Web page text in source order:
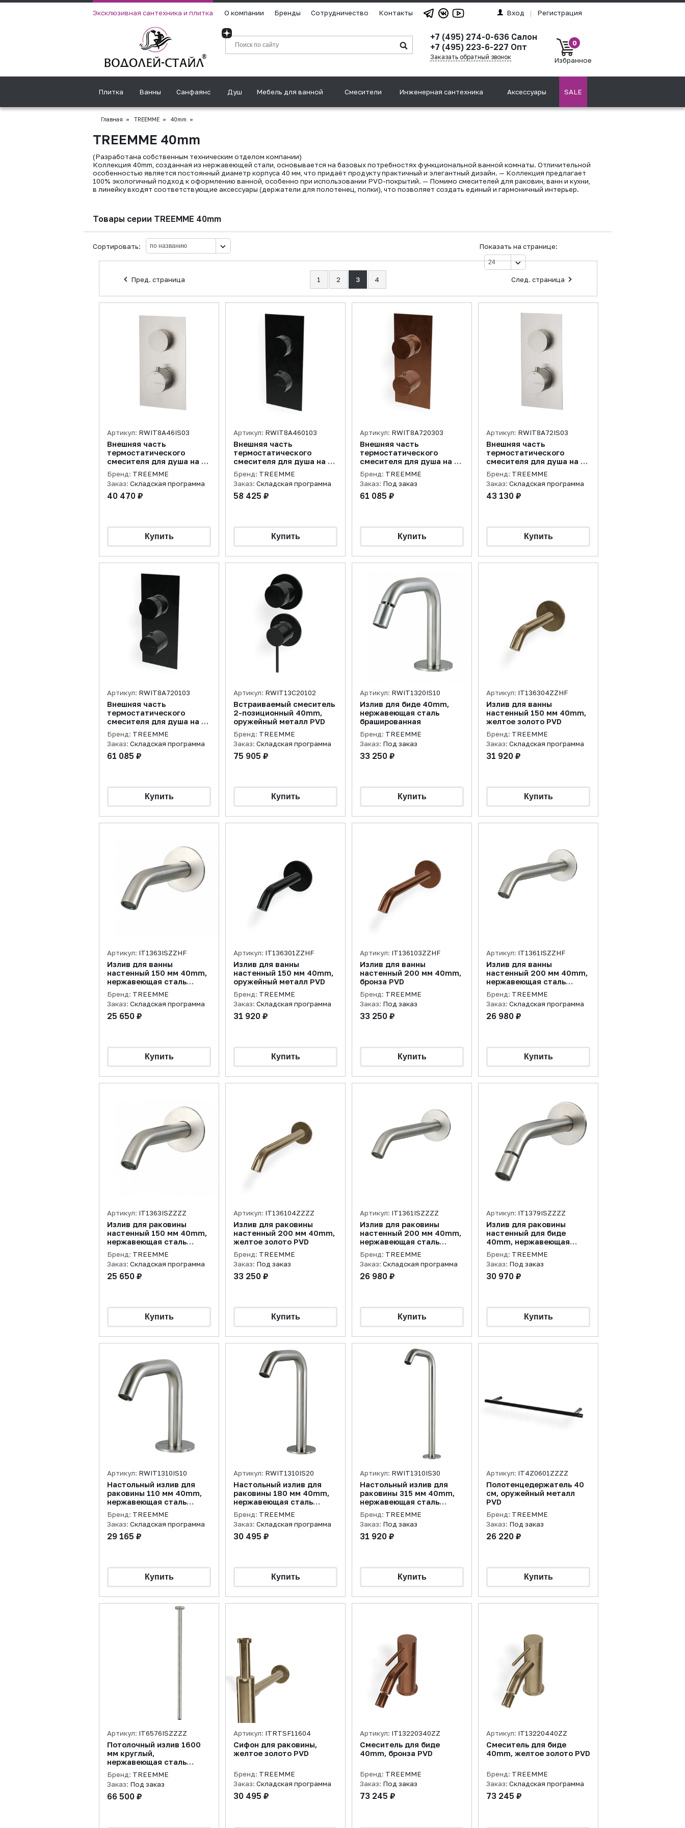
Эксклюзивная сантехника и плитка О компании Бренды Сотрудничество Контакты Вход | Регистрация
+7 (495) 274-0-636 Салон
+7 (495) 223-6-227 Опт
Заказать обратный звонок
0
Избранное
Плитка Ванны Санфаянс Душ Мебель для ванной Смесители Инженерная сантехника Аксессуары SALE
Главная » TREEMME » 40mm »
TREEMME 40mm
(Разработана собственным техническим отделом компании)
Коллекция 40mm, созданная из нержавеющей стали, основывается на базовых потребностях функциональной ванной комнаты. Отличительной
особенностью является постоянный диаметр корпуса 40 мм, что придаёт продукту практичный и элегантный дизайн. — Коллекция предлагает
100% экологичный подход к оформлению ванной, особенно при использовании PVD-покрытий. — Помимо смесителей для раковин, ванн и кухни,
в линейку входят соответствующие аксессуары (держатели для полотенец, полки), что позволяет создать единый и гармоничный интерьер.
Товары серии TREEMME 40mm
Сортировать: Показать на странице:
Пред. страница След. страница
1 2 3 4
Артикул: RWIT8A46IS03
Внешняя часть
термостатического
смесителя для душа на 2
потребителя,
нержавеющая сталь
брашированная
Бренд: TREEMME
Заказ: Складская программа
40 470 ₽
Артикул: RWIT8A460103
Внешняя часть
термостатического
смесителя для душа на 2
потребителя, оружейный
металл PVD
Бренд: TREEMME
Заказ: Складская программа
58 425 ₽
Артикул: RWIT8A720303
Внешняя часть
термостатического
смесителя для душа на 3
потребителя, бронза PVD
Бренд: TREEMME
Заказ: Под заказ
61 085 ₽
Артикул: RWIT8A72IS03
Внешняя часть
термостатического
смесителя для душа на 3
потребителя,
нержавеющая сталь
брашированная
Бренд: TREEMME
Заказ: Складская программа
43 130 ₽
Артикул: RWIT8A720103
Внешняя часть
термостатического
смесителя для душа на 3
потребителя, оружейный
металл PVD
Бренд: TREEMME
Заказ: Складская программа
61 085 ₽
Артикул: RWIT13C20102
Встраиваемый смеситель
2-позиционный 40mm,
оружейный металл PVD
Бренд: TREEMME
Заказ: Складская программа
75 905 ₽
Артикул: RWIT1320IS10
Излив для биде 40mm,
нержавеющая сталь
брашированная
Бренд: TREEMME
Заказ: Под заказ
33 250 ₽
Артикул: IT136304ZZHF
Излив для ванны
настенный 150 мм 40mm,
желтое золото PVD
Бренд: TREEMME
Заказ: Складская программа
31 920 ₽
Артикул: IT1363ISZZHF
Излив для ванны
настенный 150 мм 40mm,
нержавеющая сталь
брашированная
Бренд: TREEMME
Заказ: Складская программа
25 650 ₽
Артикул: IT136301ZZHF
Излив для ванны
настенный 150 мм 40mm,
оружейный металл PVD
Бренд: TREEMME
Заказ: Складская программа
31 920 ₽
Артикул: IT136103ZZHF
Излив для ванны
настенный 200 мм 40mm,
бронза PVD
Бренд: TREEMME
Заказ: Под заказ
33 250 ₽
Артикул: IT1361ISZZHF
Излив для ванны
настенный 200 мм 40mm,
нержавеющая сталь
брашированная
Бренд: TREEMME
Заказ: Складская программа
26 980 ₽
Артикул: IT1363ISZZZZ
Излив для раковины
настенный 150 мм 40mm,
нержавеющая сталь
брашированная
Бренд: TREEMME
Заказ: Складская программа
25 650 ₽
Артикул: IT136104ZZZZ
Излив для раковины
настенный 200 мм 40mm,
желтое золото PVD
Бренд: TREEMME
Заказ: Под заказ
33 250 ₽
Артикул: IT1361ISZZZZ
Излив для раковины
настенный 200 мм 40mm,
нержавеющая сталь
брашированная
Бренд: TREEMME
Заказ: Складская программа
26 980 ₽
Артикул: IT1379ISZZZZ
Излив для раковины
настенный для биде
40mm, нержавеющая
сталь брашированная
Бренд: TREEMME
Заказ: Под заказ
30 970 ₽
Артикул: RWIT1310IS10
Настольный излив для
раковины 110 мм 40mm,
нержавеющая сталь
брашированная
Бренд: TREEMME
Заказ: Складская программа
29 165 ₽
Артикул: RWIT1310IS20
Настольный излив для
раковины 180 мм 40mm,
нержавеющая сталь
брашированная
Бренд: TREEMME
Заказ: Складская программа
30 495 ₽
Артикул: RWIT1310IS30
Настольный излив для
раковины 315 мм 40mm,
нержавеющая сталь
брашированная
Бренд: TREEMME
Заказ: Под заказ
31 920 ₽
Артикул: IT4Z0601ZZZZ
Полотенцедержатель 40
см, оружейный металл
PVD
Бренд: TREEMME
Заказ: Под заказ
26 220 ₽
Артикул: IT6576ISZZZZ
Потолочный излив 1600
мм круглый,
нержавеющая сталь
брашированная
Бренд: TREEMME
Заказ: Под заказ
66 500 ₽
Артикул: ITRTSF11604
Сифон для раковины,
желтое золото PVD
Бренд: TREEMME
Заказ: Складская программа
30 495 ₽
Артикул: IT13220340ZZ
Смеситель для биде
40mm, бронза PVD
Бренд: TREEMME
Заказ: Под заказ
73 245 ₽
Артикул: IT13220440ZZ
Смеситель для биде
40mm, желтое золото PVD
Бренд: TREEMME
Заказ: Складская программа
73 245 ₽